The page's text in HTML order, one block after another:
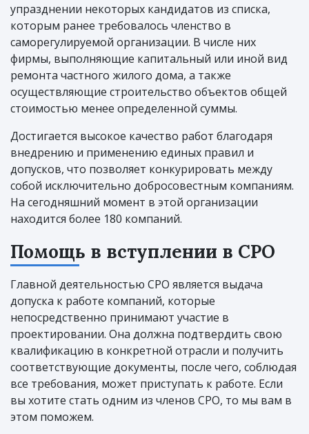
упразднении некоторых кандидатов из списка,
которым ранее требовалось членство в
саморегулируемой организации. В числе них
фирмы, выполняющие капитальный или иной вид
ремонта частного жилого дома, а также
осуществляющие строительство объектов общей
стоимостью менее определенной суммы.
Достигается высокое качество работ благодаря
внедрению и применению единых правил и
допусков, что позволяет конкурировать между
собой исключительно добросовестным компаниям.
На сегодняшний момент в этой организации
находится более 180 компаний.
Помощь в вступлении в СРО
Главной деятельностью СРО является выдача
допуска к работе компаний, которые
непосредственно принимают участие в
проектировании. Она должна подтвердить свою
квалификацию в конкретной отрасли и получить
соответствующие документы, после чего, соблюдая
все требования, может приступать к работе. Если
вы хотите стать одним из членов СРО, то мы вам в
этом поможем.